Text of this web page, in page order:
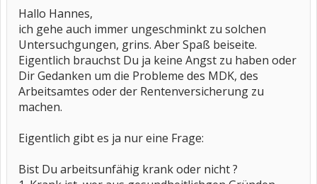
Hallo Hannes,
ich gehe auch immer ungeschminkt zu solchen
Untersuchgungen, grins. Aber Spaß beiseite.
Eigentlich brauchst Du ja keine Angst zu haben oder
Dir Gedanken um die Probleme des MDK, des
Arbeitsamtes oder der Rentenversicherung zu
machen.
Eigentlich gibt es ja nur eine Frage:
Bist Du arbeitsunfähig krank oder nicht ?